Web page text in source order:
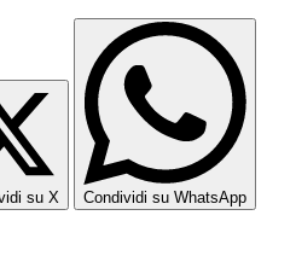
su X Condividi su WhatsApp